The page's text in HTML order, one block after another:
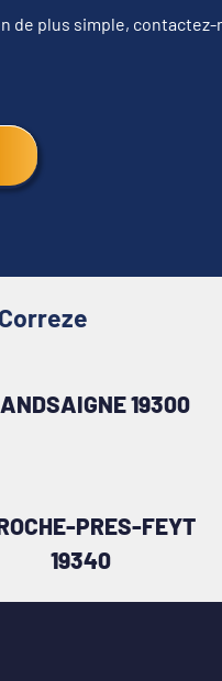
de plus simple,
19300
PRES-FEYT
19340